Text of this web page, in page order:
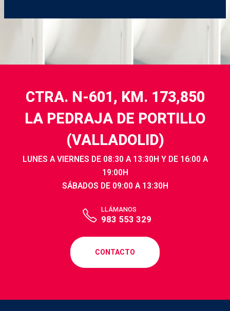
CTRA. N-601, KM. 173,850
LA PEDRAJA DE PORTILLO
(VALLADOLID)
LUNES A VIERNES DE 08:30 A 13:30H Y DE 16:00 A
19:00H
SÁBADOS DE 09:00 A 13:30H
LLÁMANOS
983 553 329
CONTACTO